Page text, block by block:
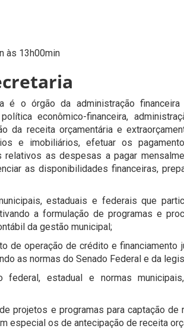
às 13h00min
é o órgão da administração
econômico-financeira,
da receita orçamentária e
e imobiliários, efetuar os
relativos as despesas a pagar
as disponibilidades financeiras,
estaduais e federais que
a formulação de programas e
da gestão municipal;
de operação de crédito e financiamento
as normas do Senado Federal e da
federal, estadual e normas
projetos e programas para captação de
especial os de antecipação de receita